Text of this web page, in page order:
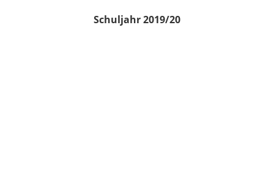
Schuljahr 2019/20